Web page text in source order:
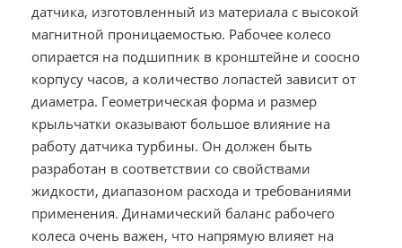
датчика, изготовленный из материала с высокой
магнитной проницаемостью. Рабочее колесо
опирается на подшипник в кронштейне и соосно
корпусу часов, а количество лопастей зависит от
диаметра. Геометрическая форма и размер
крыльчатки оказывают большое влияние на
работу датчика турбины. Он должен быть
разработан в соответствии со свойствами
жидкости, диапазоном расхода и требованиями
применения. Динамический баланс рабочего
колеса очень важен, что напрямую влияет на